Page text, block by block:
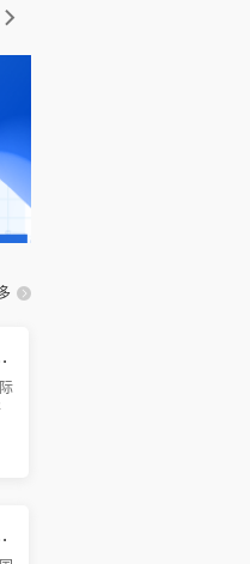
会议（ICAMIM 2026）
学术会议 (ICMEIM 2026)